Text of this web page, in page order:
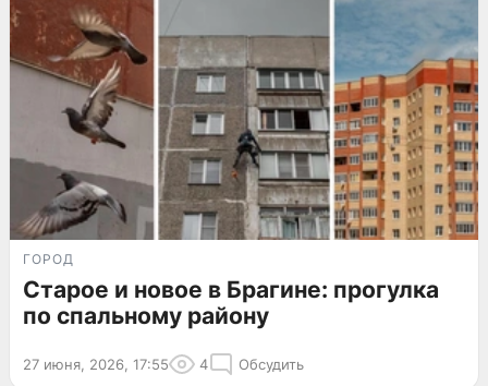
ГОРОД
Старое и новое в Брагине: прогулка
по спальному району
27 июня, 2026, 17:55 4 Обсудить